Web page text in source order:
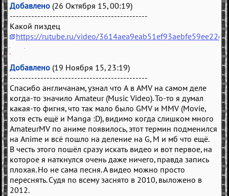
Добавлено (26 Октября 15, 00:19)
---------------------------------------------
Какой пиздец
https://rutube.ru/video/
Добавлено (19 Ноября 15, 23:19)
---------------------------------------------
Спасибо англичанам, узнал что A в AMV на самом деле
когда-то значило Amateur (Music Video). То-то я думал
какая-то фигня, что так мало было GMV и MMV (Movie,
хотя есть ещё и Manga :D), видимо когда слишком много
AmateurMV по аниме появилось, этот термин подменился
на Anime и всё пошло на деление на G, M и мб что ещё.
В честь этого пошёл сразу искать видео и вот первое, на
которое я наткнулся очень даже ничего, правда запись
плохая. Но не сама песня. А видео можно просто
переснять. Судя по всему заснято в 2010, выложено в
2012.